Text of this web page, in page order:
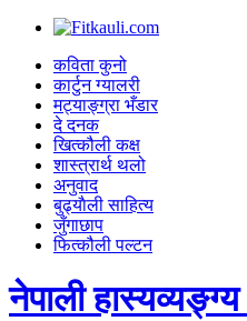
कविता कुनो
कार्टुन ग्यालरी
मट्याङ्ग्रा भँडार
दे दनक
खित्कौली कक्ष
शास्त्रार्थ थलो
अनुवाद
बुढ्याैली साहित्य
जुँगाछाप
फित्कौली पल्टन
नेपाली